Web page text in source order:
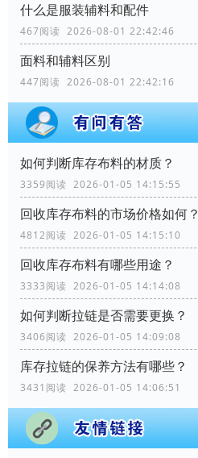
什么是服装辅料和配件
467阅读 2026-08-01 22:42:46
面料和辅料区别
447阅读 2026-08-01 22:42:16
如何判断库存布料的材质？
3359阅读 2026-01-05 14:15:55
回收库存布料的市场价格如何？
4812阅读 2026-01-05 14:15:10
回收库存布料有哪些用途？
3333阅读 2026-01-05 14:14:08
如何判断拉链是否需要更换？
3406阅读 2026-01-05 14:09:08
库存拉链的保养方法有哪些？
3431阅读 2026-01-05 14:06:51